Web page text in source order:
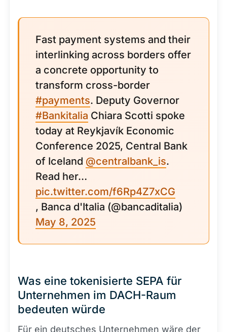
Fast payment systems and their
interlinking across borders offer
a concrete opportunity to
transform cross-border
#payments. Deputy Governor
#Bankitalia Chiara Scotti spoke
today at Reykjavík Economic
Conference 2025, Central Bank
of Iceland @centralbank_is.
Read her…
pic.twitter.com/f6Rp4Z7xCG
, Banca d'Italia (@bancaditalia)
May 8, 2025
Was eine tokenisierte SEPA für
Unternehmen im DACH-Raum
bedeuten würde
Für ein deutsches Unternehmen wäre der